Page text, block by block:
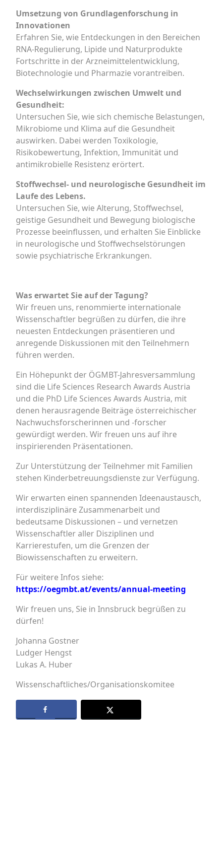
Umsetzung von Grundlagenforschung in
Innovationen
Erfahren Sie, wie Entdeckungen in den Bereichen
RNA-Regulierung, Lipide und Naturprodukte
Fortschritte in der Arzneimittelentwicklung,
Biotechnologie und Pharmazie vorantreiben.
Wechselwirkungen zwischen Umwelt und
Gesundheit:
Untersuchen Sie, wie sich chemische Belastungen,
Mikrobiome und Klima auf die Gesundheit
auswirken. Dabei werden Toxikologie,
Risikobewertung, Infektion, Immunität und
antimikrobielle Resistenz erörtert.
Stoffwechsel- und neurologische Gesundheit im
Laufe des Lebens.
Untersuchen Sie, wie Alterung, Stoffwechsel,
geistige Gesundheit und Bewegung biologische
Prozesse beeinflussen, und erhalten Sie Einblicke
in neurologische und Stoffwechselstörungen
sowie psychiatrische Erkrankungen.
Was erwartet Sie auf der Tagung?
Wir freuen uns, renommierte internationale
Wissenschaftler begrüßen zu dürfen, die ihre
neuesten Entdeckungen präsentieren und
anregende Diskussionen mit den Teilnehmern
führen werden.
Ein Höhepunkt der ÖGMBT-Jahresversammlung
sind die Life Sciences Research Awards Austria
und die PhD Life Sciences Awards Austria, mit
denen herausragende Beiträge österreichischer
Nachwuchsforscherinnen und -forscher
gewürdigt werden. Wir freuen uns auf ihre
inspirierenden Präsentationen.
Zur Unterstützung der Teilnehmer mit Familien
stehen Kinderbetreuungsdienste zur Verfügung.
Wir erwarten einen spannenden Ideenaustausch,
interdisziplinäre Zusammenarbeit und
bedeutsame Diskussionen – und vernetzen
Wissenschaftler aller Disziplinen und
Karrierestufen, um die Grenzen der
Biowissenschaften zu erweitern.
Für weitere Infos siehe:
https://oegmbt.at/events/annual-meeting
Wir freuen uns, Sie in Innsbruck begrüßen zu
dürfen!
Johanna Gostner
Ludger Hengst
Lukas A. Huber
Wissenschaftliches/Organisationskomitee